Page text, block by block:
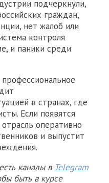
подчеркнули,
граждан,
нет жалоб или
контроля
и паники среди
в странах, где
Если появятся
оперативно
и выпустит
каналы в Telegram
быть в курсе